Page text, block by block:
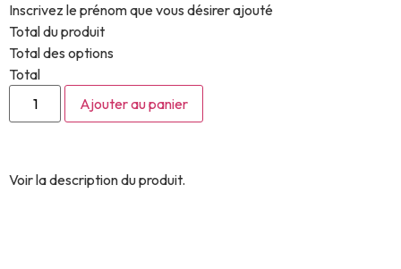
Inscrivez le prénom que vous désirer ajouté
Total du produit
Total des options
Total
Ajouter au panier
Voir la description du produit.